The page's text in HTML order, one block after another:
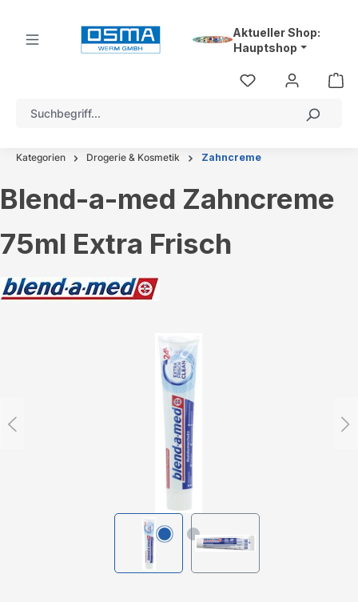
Aktueller Shop:
Hauptshop
Kategorien Drogerie & Kosmetik Zahncreme
Blend-a-med Zahncreme
75ml Extra Frisch